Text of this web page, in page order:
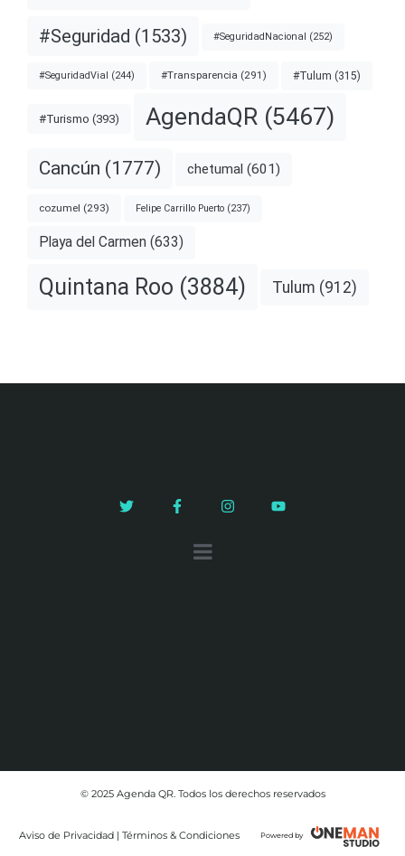
#Seguridad (1533) #SeguridadNacional (252)
#SeguridadVial (244) #Transparencia (291) #Tulum (315)
#Turismo (393) AgendaQR (5467)
Cancún (1777) chetumal (601)
cozumel (293) Felipe Carrillo Puerto (237)
Playa del Carmen (633)
Quintana Roo (3884) Tulum (912)
© 2025 Agenda QR. Todos los derechos reservados
Aviso de Privacidad | Términos & Condiciones Powered by